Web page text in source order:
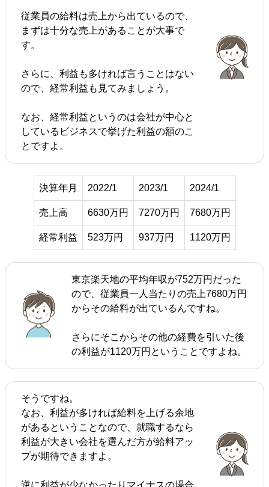
従業員の給料は売上から出ているので、
まずは十分な売上があることが大事で
す。
さらに、利益も多ければ言うことはない
ので、経常利益も見てみましょう。
なお、経常利益というのは会社が中心と
しているビジネスで挙げた利益の額のこ
とですよ。
決算年月 2022/1 2023/1 2024/1
売上高 6630万円 7270万円 7680万円
経常利益 523万円 937万円 1120万円
東京楽天地の平均年収が752万円だった
ので、従業員一人当たりの売上7680万円
からその給料が出ているんですね。
さらにそこからその他の経費を引いた後
の利益が1120万円ということですよね。
そうですね。
なお、利益が多ければ給料を上げる余地
があるということなので、就職するなら
利益が大きい会社を選んだ方が給料アッ
プが期待できますよ。